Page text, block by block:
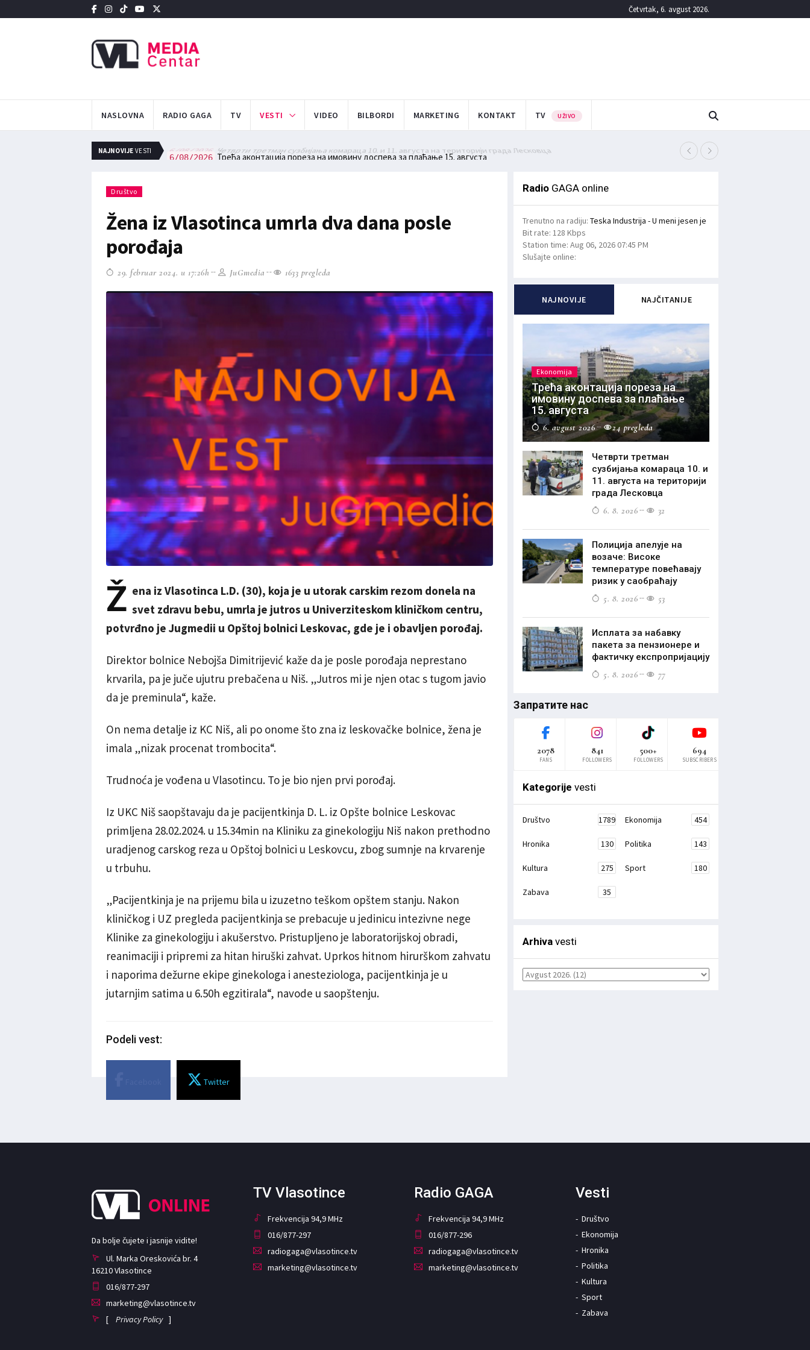
Četvrtak, 6. avgust 2026.
NASLOVNA RADIO GAGA TV VESTI VIDEO BILBORDI MARKETING KONTAKT TV UŽIVO
NAJNOVIJE VESTI 6/08/2026 Четврти третман сузбијања комараца 10. и 11. августа на територији града Лесковца 5/08/2026
Društvo
Žena iz Vlasotinca umrla dva dana posle
porođaja
29. februar 2024. u 17:26h JuGmedia 1633 pregleda
Ž ena iz Vlasotinca L.D. (30), koja je u utorak carskim rezom donela na
svet zdravu bebu, umrla je jutros u Univerziteskom kliničkom centru,
potvrđno je Jugmedii u Opštoj bolnici Leskovac, gde je i obavljen porođaj.
Direktor bolnice Nebojša Dimitrijević kaže da je posle porođaja neprestano
krvarila, pa je juče ujutru prebačena u Niš. „Jutros mi je njen otac s tugom javio
da je preminula“, kaže.
On nema detalje iz KC Niš, ali po onome što zna iz leskovačke bolnice, žena je
imala „nizak procenat trombocita“.
Trudnoća je vođena u Vlasotincu. To je bio njen prvi porođaj.
Iz UKC Niš saopštavaju da je pacijentkinja D. L. iz Opšte bolnice Leskovac
primljena 28.02.2024. u 15.34min na Kliniku za ginekologiju Niš nakon prethodno
uradjenog carskog reza u Opštoj bolnici u Leskovcu, zbog sumnje na krvarenje
u trbuhu.
„Pacijentkinja je na prijemu bila u izuzetno teškom opštem stanju. Nakon
kliničkog i UZ pregleda pacijentkinja se prebacuje u jedinicu intezivne nege
Klinike za ginekologiju i akušerstvo. Pristupljeno je laboratorijskoj obradi,
reanimaciji i pripremi za hitan hiruški zahvat. Uprkos hitnom hirurškom zahvatu
i naporima dežurne ekipe ginekologa i anesteziologa, pacijentkinja je u
jutarnjim satima u 6.50h egzitirala“, navode u saopštenju.
Podeli vest:
Twitter
Radio GAGA online
Trenutno na radiju: Teska Industrija - U meni jesen je
Bit rate: 128 Kbps
Station time: Aug 06, 2026 07:45 PM
Slušajte online:
NAJNOVIJE NAJČITANIJE
Ekonomija
Трећа аконтација пореза на
имовину доспева за плаћање
15. августа
6. avgust 2026 24 pregleda
Четврти третман
сузбијања комараца 10. и
11. августа на територији
града Лесковца
6. 8. 2026
32
Полиција апелује на
возаче: Високе
температуре повећавају
ризик у саобраћају
5. 8. 2026
53
Исплата за набавку
пакета за пензионере и
фактичку експропријацију
5. 8. 2026
77
Запратите нас
2078
FANS
841
FOLLOWERS
500+
FOLLOWERS
694
SUBSCRIBERS
Kategorije vesti
Društvo 1789 Ekonomija 454
Hronika 130 Politika 143
Kultura 275 Sport 180
Zabava 35
Arhiva vesti
Da bolje čujete i jasnije vidite!
Ul. Marka Oreskovića br. 4
16210 Vlasotince
016/877-297
marketing@vlasotince.tv
[ Privacy Policy ]
TV Vlasotince
Frekvencija 94,9 MHz
016/877-297
radiogaga@vlasotince.tv
marketing@vlasotince.tv
Radio GAGA
Frekvencija 94,9 MHz
016/877-296
radiogaga@vlasotince.tv
marketing@vlasotince.tv
Vesti
Društvo
Ekonomija
Hronika
Politika
Kultura
Sport
Zabava